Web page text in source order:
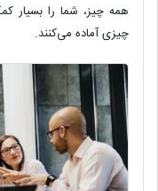
همه چیز، شما را بسیار
چیزی آماده می‌کنند.